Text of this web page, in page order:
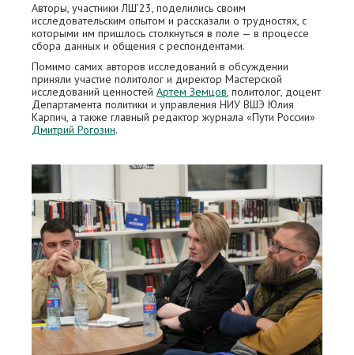
Авторы, участники ЛШ’23, поделились своим
исследовательским опытом и рассказали о трудностях, с
которыми им пришлось столкнуться в поле — в процессе
сбора данных и общения с респондентами.
Помимо самих авторов исследований в обсуждении
приняли участие политолог и директор Мастерской
исследований ценностей Артем Земцов, политолог, доцент
Департамента политики и управления НИУ ВШЭ Юлия
Карпич, а также главный редактор журнала «Пути России»
Дмитрий Рогозин.